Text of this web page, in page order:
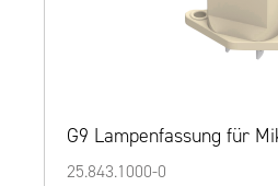
G9 Lampenfassung für
25.843.1000-0